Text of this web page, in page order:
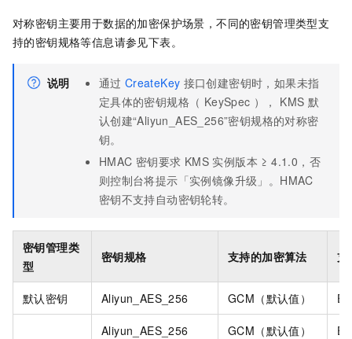
对称密钥主要用于数据的加密保护场景，不同的密钥管理类型支
持的密钥规格等信息请参见下表。
说明 通过 CreateKey 接口创建密钥时，如果未指
定具体的密钥规格（ KeySpec ）， KMS 默
认创建“Aliyun_AES_256”密钥规格的对称密
钥。
HMAC 密钥要求 KMS 实例版本 ≥ 4.1.0，否
则控制台将提示「实例镜像升级」。HMAC
密钥不支持自动密钥轮转。
密钥管理类
型
密钥规格 支持的加密算法 支
默认密钥 Aliyun_AES_256 GCM（默认值）
Aliyun_AES_256 GCM（默认值）